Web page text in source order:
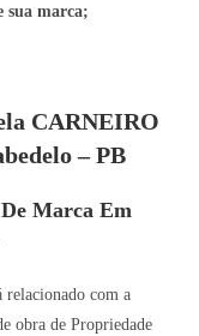
sua marca;
CARNEIRO
– PB
Marca Em
relacionado com a
obra de Propriedade